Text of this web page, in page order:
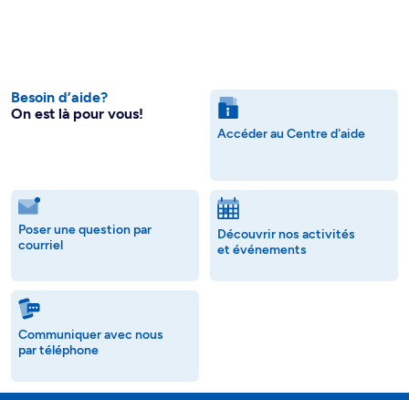
Besoin d’aide?
On est là pour vous!
Accéder au Centre d'aide
Poser une question par
courriel
Découvrir nos activités
et événements
Communiquer avec nous
par téléphone